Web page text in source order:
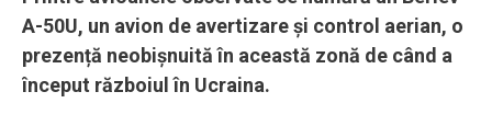
A-50U, un avion de avertizare și control aerian, o
prezență neobișnuită în această zonă de când a
început războiul în Ucraina.